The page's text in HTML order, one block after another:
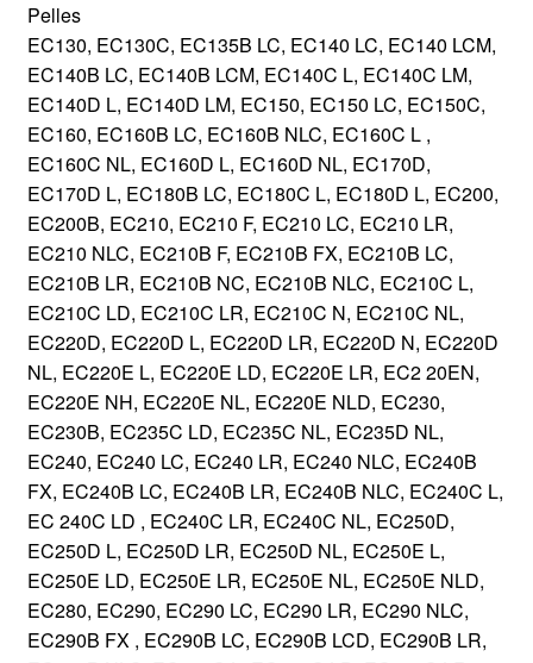
Pelles
EC130, EC130C, EC135B LC, EC140 LC, EC140 LCM,
EC140B LC, EC140B LCM, EC140C L, EC140C LM,
EC140D L, EC140D LM, EC150, EC150 LC, EC150C,
EC160, EC160B LC, EC160B NLC, EC160C L ,
EC160C NL, EC160D L, EC160D NL, EC170D,
EC170D L, EC180B LC, EC180C L, EC180D L, EC200,
EC200B, EC210, EC210 F, EC210 LC, EC210 LR,
EC210 NLC, EC210B F, EC210B FX, EC210B LC,
EC210B LR, EC210B NC, EC210B NLC, EC210C L,
EC210C LD, EC210C LR, EC210C N, EC210C NL,
EC220D, EC220D L, EC220D LR, EC220D N, EC220D
NL, EC220E L, EC220E LD, EC220E LR, EC2 20EN,
EC220E NH, EC220E NL, EC220E NLD, EC230,
EC230B, EC235C LD, EC235C NL, EC235D NL,
EC240, EC240 LC, EC240 LR, EC240 NLC, EC240B
FX, EC240B LC, EC240B LR, EC240B NLC, EC240C L,
EC 240C LD , EC240C LR, EC240C NL, EC250D,
EC250D L, EC250D LR, EC250D NL, EC250E L,
EC250E LD, EC250E LR, EC250E NL, EC250E NLD,
EC280, EC290, EC290 LC, EC290 LR, EC290 NLC,
EC290B FX , EC290B LC, EC290B LCD, EC290B LR,